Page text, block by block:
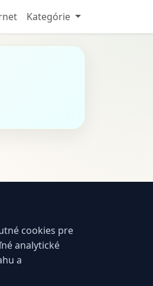
Kategórie
cookies pre
analytické
a